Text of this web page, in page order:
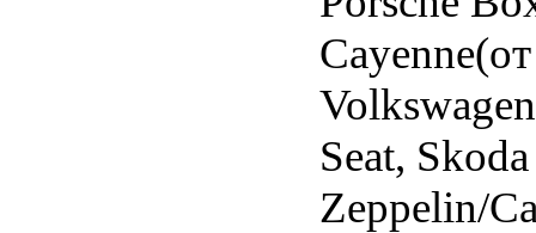
Seat, Skoda
Zeppelin/